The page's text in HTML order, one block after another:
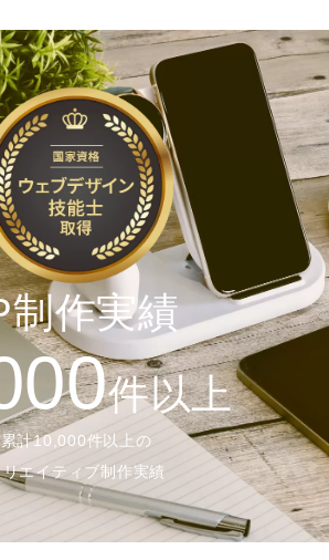
制作実績
件以上
累計10,000件以上の
エイティブ制作実績